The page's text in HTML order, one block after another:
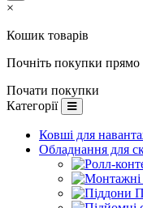
×
Кошик товарів
Почніть покупки прямо
Почати покупки
Категорії
Ковші для
Обладнання для